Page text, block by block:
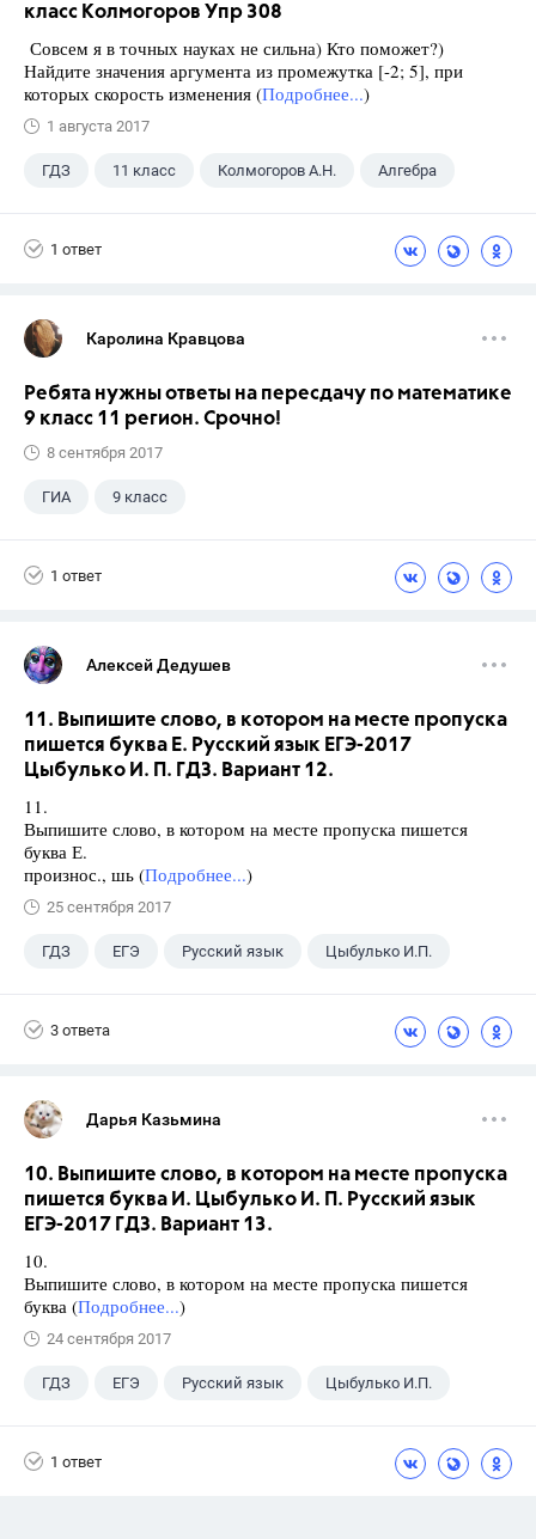
класс Колмогоров Упр 308
Совсем я в точных науках не сильна) Кто поможет?)
Найдите значения аргумента из промежутка [-2; 5], при
которых скорость изменения (Подробнее...)
1 августа 2017
ГДЗ 11 класс Колмогоров А.Н. Алгебра
1 ответ
Каролина Кравцова
Ребята нужны ответы на пересдачу по математике
9 класс 11 регион. Срочно!
8 сентября 2017
ГИА 9 класс
1 ответ
Алексей Дедушев
11. Выпишите слово, в котором на месте пропуска
пишется буква Е. Русский язык ЕГЭ-2017
Цыбулько И. П. ГДЗ. Вариант 12.
11.
Выпишите слово, в котором на месте пропуска пишется
буква Е.
произнос., шь (Подробнее...)
25 сентября 2017
ГДЗ ЕГЭ Русский язык Цыбулько И.П.
3 ответа
Дарья Казьмина
10. Выпишите слово, в котором на месте пропуска
пишется буква И. Цыбулько И. П. Русский язык
ЕГЭ-2017 ГДЗ. Вариант 13.
10.
Выпишите слово, в котором на месте пропуска пишется
буква (Подробнее...)
24 сентября 2017
ГДЗ ЕГЭ Русский язык Цыбулько И.П.
1 ответ